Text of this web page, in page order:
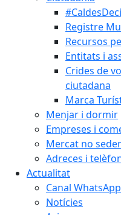
Registre
Recursos
Entitats i
Crides de
ciutadana
Marca
Menjar i dormir
Empreses i
Mercat no
Adreces i
Actualitat
Canal WhatsApp
Notícies